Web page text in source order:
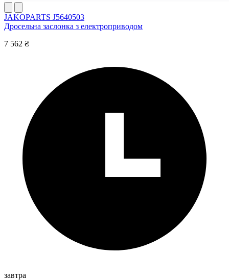
JAKOPARTS J5640503
Дросельна заслонка з електроприводом
7 562 ₴
завтра